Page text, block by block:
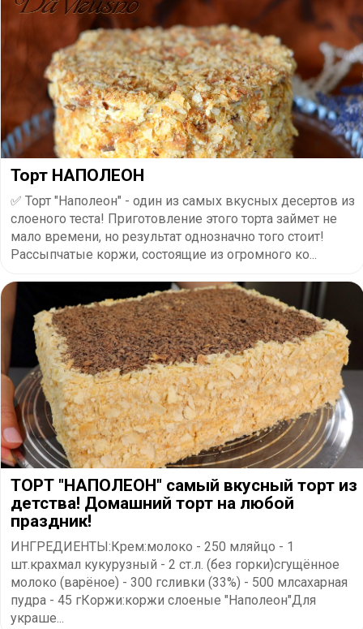
Торт НАПОЛЕОН
✅ Торт "Наполеон" - один из самых вкусных десертов из
слоеного теста! Приготовление этого торта займет не
мало времени, но результат однозначно того стоит!
Рассыпчатые коржи, состоящие из огромного ко...
ТОРТ "НАПОЛЕОН" самый вкусный торт из
детства! Домашний торт на любой
праздник!
ИНГРЕДИЕНТЫ:Крем:молоко - 250 мляйцо - 1
шт.крахмал кукурузный - 2 ст.л. (без горки)сгущённое
молоко (варёное) - 300 гсливки (33%) - 500 млсахарная
пудра - 45 гКоржи:коржи слоеные "Наполеон"Для
украше...